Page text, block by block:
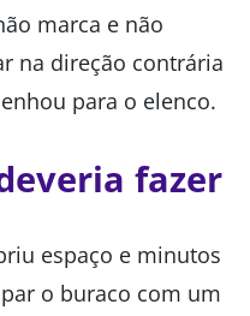
marca e não
na direção contrária
para o elenco.
fazer
espaço e minutos
o buraco com um